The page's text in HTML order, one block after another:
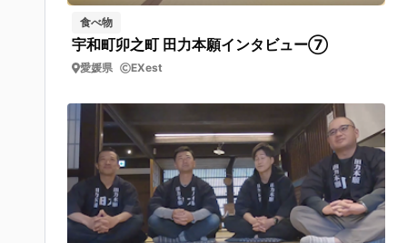
食べ物
宇和町卯之町 田力本願インタビュー⑦
愛媛県 EXest